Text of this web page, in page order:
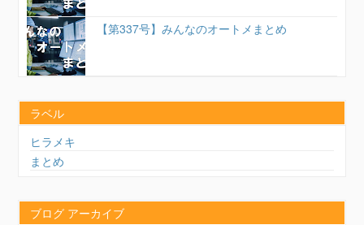
【第337号】みんなのオートメまとめ
ラベル
ヒラメキ
まとめ
ブログ アーカイブ